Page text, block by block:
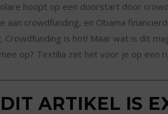
hoopt op een doorstart door
aan crowdfunding, en Obama
Crowdfunding is hot! Maar wat is dit
op? Textilia zet het voor je op een
DIT ARTIKEL IS